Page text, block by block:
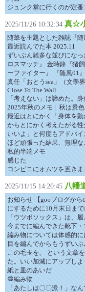
ジュンク堂に行くのが定
2025/11/26 10:32:34 真☆
随筆を主題とした雑誌『
最近読んでた本 2025.11
ずいぶん雑多な並びにな
ロスマッチ』 金時鐘『猪
ーファイター』 『随風01
真任「おとうsea」（文學
Close To The Wall
「考えない」は諦めた。
2025年秋のメモ｜秋は景
最近はとにかく「身体を
からとにかく考えたがる
いいよ」と何度もアドバ
ほど頑張った結果、無理
私的半端メモ
感じた
コンビニにオムツを置きま
2025/11/15 14:20:45 八幡
お知らせ 【gooブログか
にするために10月末日ま
「ウツボソックス」は、
今までに編んできた靴下・1
編み物については体感的
目を編んでからもうずい
この毛玉を。 という文章
た。いい加減にアップし
紙と皿のあいだ
🧶編み物
「あたしは〇〇派！」な